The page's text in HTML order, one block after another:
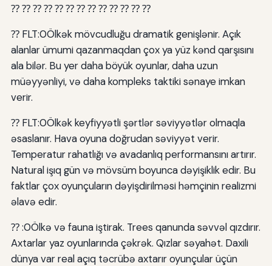
⁇ ⁇ ⁇ ⁇ ⁇ ⁇ ⁇ ⁇ ⁇ ⁇ ⁇ ⁇ ⁇
⁇ FLT:0Ölkək mövcudluğu dramatik genişlənir. Açık
alanlar ümumi qazanmaqdan çox ya yüz kənd qarşısını
ala bilər. Bu yer daha böyük oyunlar, daha uzun
müəyyənliyi, və daha kompleks taktiki sənaye imkan
verir.
⁇ FLT:0Ölkək keyfiyyətli şərtlər səviyyətlər olmaqla
əsaslanır. Hava oyuna doğrudan səviyyət verir.
Temperatur rahatlığı və avadanlıq performansını artırır.
Natural işıq gün və mövsüm boyunca dəyişiklik edir. Bu
faktlar çox oyunçuların dəyişdirilməsi həmçinin realizmi
əlavə edir.
⁇ :0Ölkə və fauna iştirak. Trees qanunda səvvəl qızdırır.
Axtarlar yaz oyunlarında çəkrək. Qızlar səyahət. Daxili
dünya var real açıq təcrübə axtarır oyunçular üçün